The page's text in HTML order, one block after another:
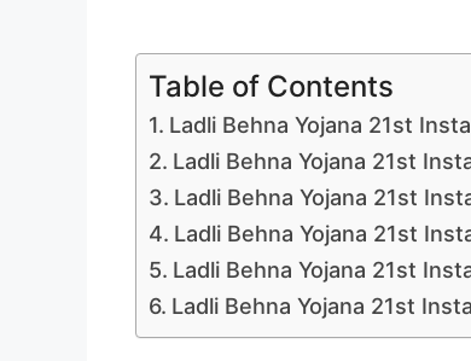
Table of Contents
Ladli Behna Yojana 21st
Ladli Behna Yojana 21st
Ladli Behna Yojana 21st
Ladli Behna Yojana 21st
Ladli Behna Yojana 21st
Ladli Behna Yojana 21st